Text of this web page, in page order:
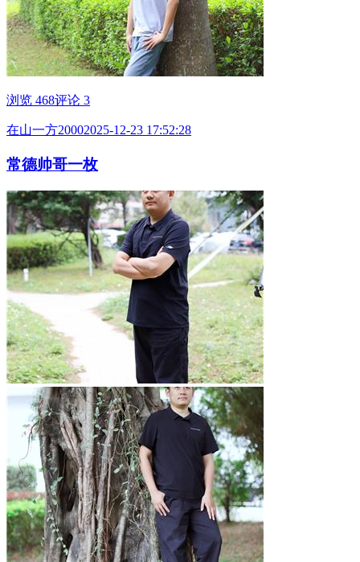
浏览 468评论 3
在山一方20002025-12-23 17:52:28
常德帅哥一枚